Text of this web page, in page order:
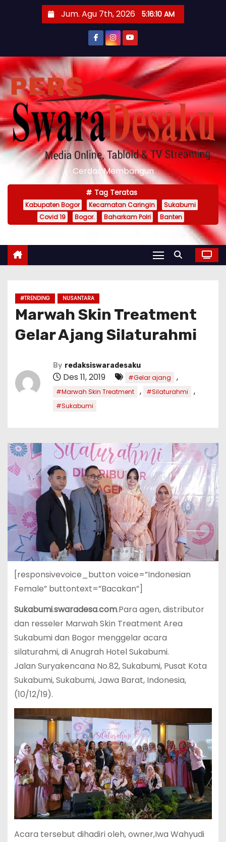
t
o
c
o
n
t
e
Jum. Agu 7th, 2026 5:16:12 AM
Cerdas Membangun
Tag Teratas
Kabupaten Bogor Kecamatan Caringin
Sukabumi
Covid 19
Bogor. Baharkam Polri Banten
#TRENDING NUSANTARA
Marwah Skin Treatment
Gelar Ajang Silaturahmi
By redaksiswaradesaku
Des 11, 2019 #Gelar ajang ,
#Marwah Skin Treatment , #Silaturahmi ,
#Sukabumi
[responsivevoice_button voice=”Indonesian
Female” buttontext=”Bacakan”]
Sukabumi.swaradesa.com.Para agen, distributor
dan resseler Marwah Skin Treatment Area
Sukabumi dan Bogor menggelar acara
silaturahmi, di Anugrah Hotel Sukabumi.
Jalan Suryakencana No.82, Sukabumi, Pusat Kota
Sukabumi, Sukabumi, Jawa Barat, Indonesia,
(10/12/19).
Acara tersebut dihadiri oleh, owner,Iwa Wahyudi